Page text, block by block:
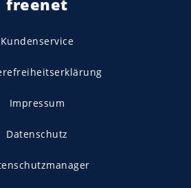
Kundenservice
Impressum
Datenschutz